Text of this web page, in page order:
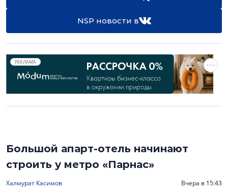
NSP новости в
РЕКЛАМА
Большой апарт-отель начинают
строить у метро «Парнас»
Халмурат Касимов Вчера в 15:43